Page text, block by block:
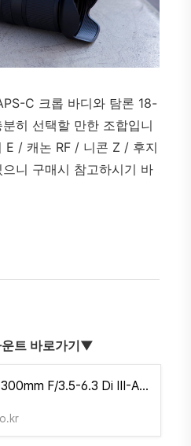
C 크롭 바디와 탐론 18-
히 선택할 만한 조합입니
E / 캐논 RF / 니콘 Z / 후지
니 구매시 참고하시기 바
운트 바로가기▼
탐론 18-300mm F/3.5-6.3 Di III-A VC VXD B061 for Sony E-Mount | 썬포토